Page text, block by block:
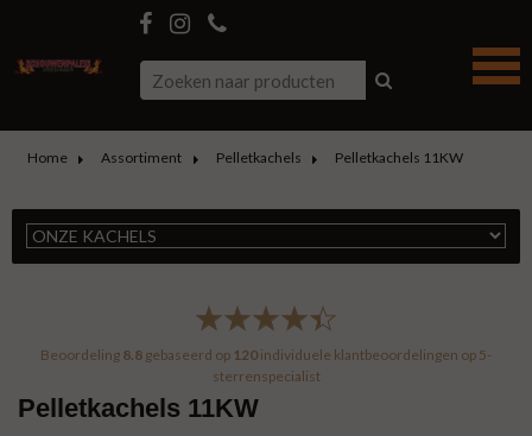
Home Assortiment Pelletkachels Pelletkachels 11KW
Beoordeling 8.8 gebaseerd op 120individuele klantbeoordelingen op 5-
sterrenspecialist
Pelletkachels 11KW